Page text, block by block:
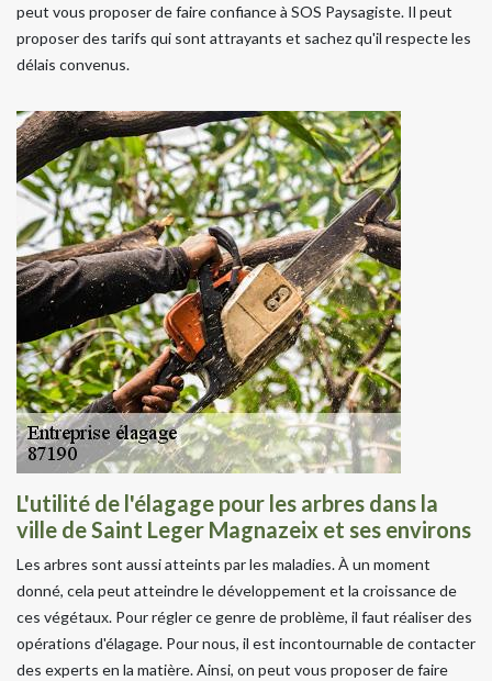
peut vous proposer de faire confiance à SOS Paysagiste. Il peut
proposer des tarifs qui sont attrayants et sachez qu'il respecte les
délais convenus.
L'utilité de l'élagage pour les arbres dans la
ville de Saint Leger Magnazeix et ses environs
Les arbres sont aussi atteints par les maladies. À un moment
donné, cela peut atteindre le développement et la croissance de
ces végétaux. Pour régler ce genre de problème, il faut réaliser des
opérations d'élagage. Pour nous, il est incontournable de contacter
des experts en la matière. Ainsi, on peut vous proposer de faire